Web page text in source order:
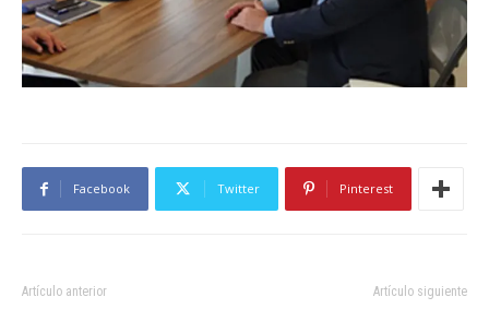
Facebook Twitter Pinterest
Artículo anterior Artículo siguiente